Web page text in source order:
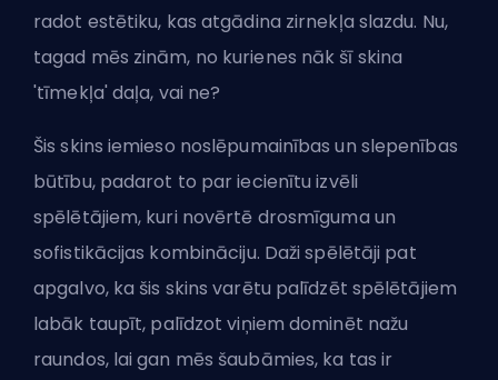
radot estētiku, kas atgādina zirnekļa slazdu. Nu,
tagad mēs zinām, no kurienes nāk šī skina
'tīmekļa' daļa, vai ne?
Šis skins iemieso noslēpumainības un slepenības
būtību, padarot to par iecienītu izvēli
spēlētājiem, kuri novērtē drosmīguma un
sofistikācijas kombināciju. Daži spēlētāji pat
apgalvo, ka šis skins varētu palīdzēt spēlētājiem
labāk taupīt, palīdzot viņiem dominēt nažu
raundos, lai gan mēs šaubāmies, ka tas ir